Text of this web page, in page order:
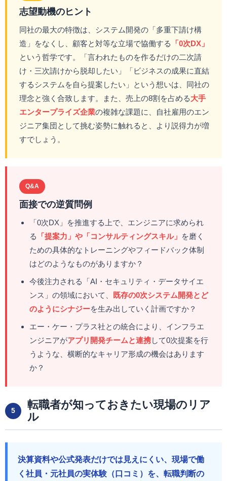
志望動機のヒント
同社の最大の特徴は、システム開発の「多重下請け構
造」をなくし、顧客と対等な立場で協働する
「0次DX」
という哲学です。「言われたものを作るだけの二次請
け・三次請けから脱却したい」「ビジネスの成果に直結
するシステムを自ら提案したい」という想いは、同社の
理念と強く合致します。また、売上の8割を占める大手
エンタープライズ企業の複雑な課題に、自社雇用のエン
ジニア集団として挑む姿勢に触れると、より説得力が増
すでしょう。
Q&A
面接での逆質問例
「0次DX」を推進する上で、エンジニアに求められ
る
「提案力」や「コンサルティングスキル」 を磨く
ための具体的なトレーニングやフィードバック体制
はどのようなものがありますか？
今後注力される「AI・セキュリティ・データサイエ
ンス」の領域において、
既存の0次システム開発とど
のようにシナジーを生み出していく計画ですか？
エー・ケー・プラス社との統合により、インフラエ
ンジニアがアプリ開発チームと連携して0次提案を行
うような、横断的なキャリア形成の機会はあります
か？
5
転職者が知っておきたい現場のリア
ル
決算資料や公式発表だけでは見えにくい、現場で働
く社員・元社員の実体験（口コミ）を、転職判断の